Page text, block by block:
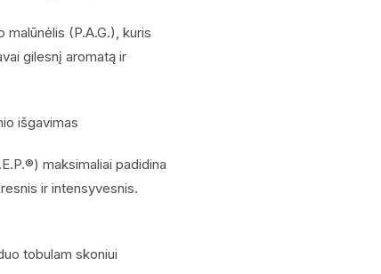
malūnėlis (P.A.G.), kuris
gilesnį aromatą ir
išgavimas
maksimaliai padidina
ir intensyvesnis.
tobulam skoniui